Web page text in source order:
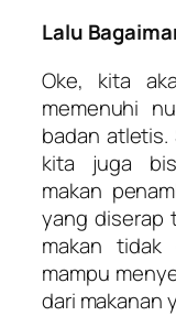
Lalu
Oke, kita
memenuhi
badan atletis.
kita juga
makan
yang diserap
makan
mampu
dari makanan